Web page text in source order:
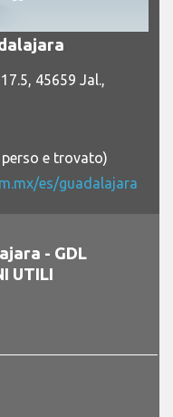
45659 Jal.,
e trovato)
es/guadalajara
- GDL
UTILI